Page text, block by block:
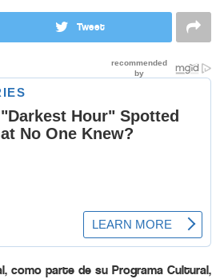
Tweet
como parte de su Programa Cultural,